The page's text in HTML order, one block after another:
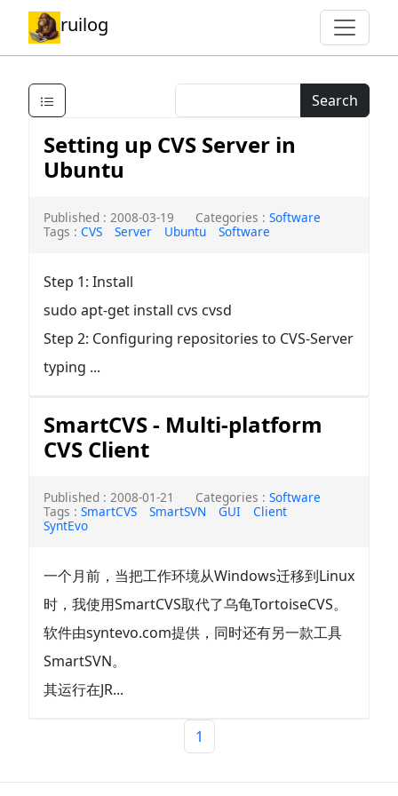
ruilog
Search
Setting up CVS Server in
Ubuntu
Published : 2008-03-19 Categories : Software
Tags : CVS Server Ubuntu Software
Step 1: Install
sudo apt-get install cvs cvsd
Step 2: Configuring repositories to CVS-Server
typing ...
SmartCVS - Multi-platform
CVS Client
Published : 2008-01-21 Categories : Software
Tags : SmartCVS SmartSVN GUI
Client
SyntEvo
一个月前，当把工作环境从Windows迁移到Linux
时，我使用SmartCVS取代了乌龟TortoiseCVS。
软件由syntevo.com提供，同时还有另一款工具
SmartSVN。
其运行在JR...
1